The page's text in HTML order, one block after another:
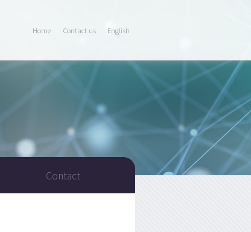
Home Contact us English
Contact